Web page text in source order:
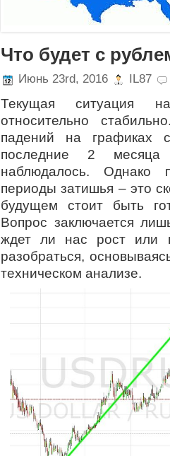
Что будет с
Июнь 23rd, 2016 IL87
Текущая ситуация
относительно
падений на графиках
последние 2 месяца
наблюдалось. Однако
периоды затишья – это
будущем стоит быть
Вопрос заключается
ждет ли нас рост или
разобраться,
техническом анализе.